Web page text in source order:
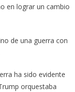
en lograr un cambio
de una guerra con
ha sido evidente
orquestaba